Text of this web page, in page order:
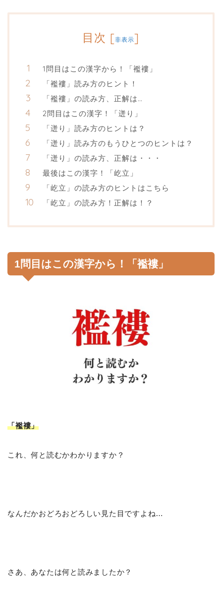
目次 [非表示]
1問目はこの漢字から！「襤褸」
「襤褸」読み方のヒント！
「襤褸」の読み方、正解は…
2問目はこの漢字！「迸り」
「迸り」読み方のヒントは？
「迸り」読み方のもうひとつのヒントは？
「迸り」の読み方、正解は・・・
最後はこの漢字！「屹立」
「屹立」の読み方のヒントはこちら
「屹立」の読み方！正解は！？
1問目はこの漢字から！「襤褸」
「襤褸」
これ、何と読むかわかりますか？
なんだかおどろおどろしい見た目ですよね…
さあ、あなたは何と読みましたか？